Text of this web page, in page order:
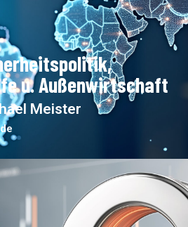
u. Außenwirtschaft
Meister